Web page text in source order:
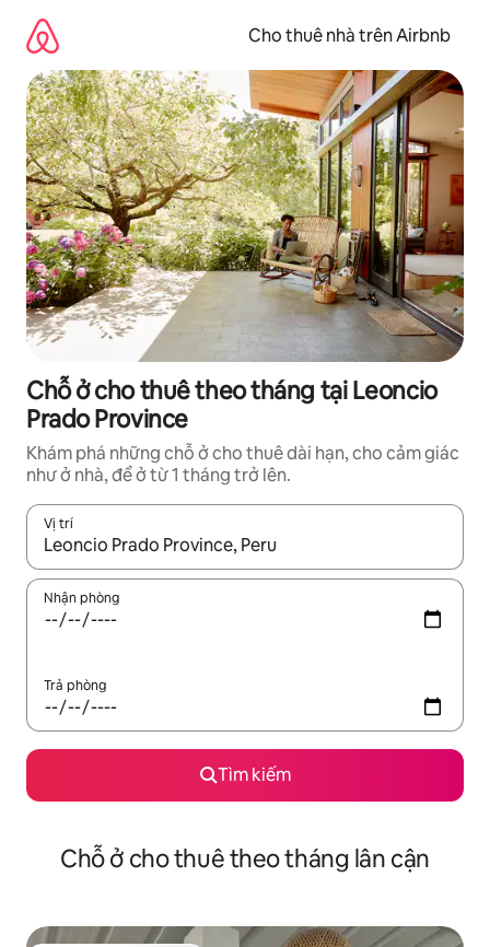
dung
Cho thuê nhà trên Airbnb
Chỗ ở cho thuê theo tháng tại Leoncio
Prado Province
Khám phá những chỗ ở cho thuê dài hạn, cho cảm giác
như ở nhà, để ở từ 1 tháng trở lên.
Vị trí
Khi có kết quả, hãy điều hướng bằng phím mũi tên lên và
Nhận phòng
Trả phòng
Tìm kiếm
Chỗ ở cho thuê theo tháng lân cận